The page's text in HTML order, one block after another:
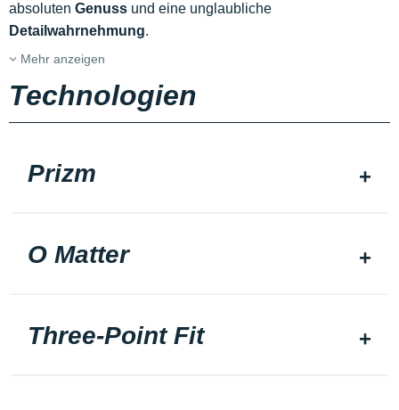
absoluten Genuss und eine unglaubliche
Detailwahrnehmung.
Mehr anzeigen
Technologien
Prizm
O Matter
Three-Point Fit